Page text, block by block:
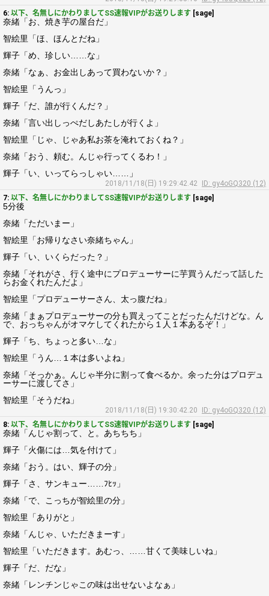
6: 以下、名無しにかわりましてSS速報VIPがお送りします [sage]
奈緒「お、焼き芋の屋台だ」
智絵里「ほ、ほんとだね」
輝子「め、珍しい……な」
奈緒「なぁ、お金出しあって買わないか？」
智絵里「うんっ」
輝子「だ、誰が行くんだ？」
奈緒「言い出しっぺだしあたしが行くよ」
智絵里「じゃ、じゃあ私お茶を淹れておくね？」
奈緒「おう、頼む。んじゃ行ってくるわ！」
輝子「い、いってらっしゃい……」
2018/11/18(日) 19:29:42.42
ID: gy4oGQ320 (12)
7: 以下、名無しにかわりましてSS速報VIPがお送りします [sage]
5分後
奈緒「ただいまー」
智絵里「お帰りなさい奈緒ちゃん」
輝子「い、いくらだった？」
奈緒「それがさ、行く途中にプロデューサーに芋買うんだって話した
らお金くれたんだよ」
智絵里「プロデューサーさん、太っ腹だね」
奈緒「まぁプロデューサーの分も買えってことだったんだけどな。ん
で、おっちゃんがオマケしてくれたから１人１本あるぞ！」
輝子「ち、ちょっと多い…な」
智絵里「うん…１本は多いよね」
奈緒「そっかぁ。んじゃ半分に割って食べるか。余った分はプロデュ
ーサーに渡してさ」
智絵里「そうだね」
2018/11/18(日) 19:30:42.20
ID: gy4oGQ320 (12)
8: 以下、名無しにかわりましてSS速報VIPがお送りします [sage]
奈緒「んじゃ割って、と。あちちち」
輝子「火傷には…気を付けて」
奈緒「おう。はい、輝子の分」
輝子「さ、サンキュー……ﾌﾋｯ」
奈緒「で、こっちが智絵里の分」
智絵里「ありがと」
奈緒「んじゃ、いただきまーす」
智絵里「いただきます。あむっ、……甘くて美味しいね」
輝子「だ、だな」
奈緒「レンチンじゃこの味は出せないよなぁ」